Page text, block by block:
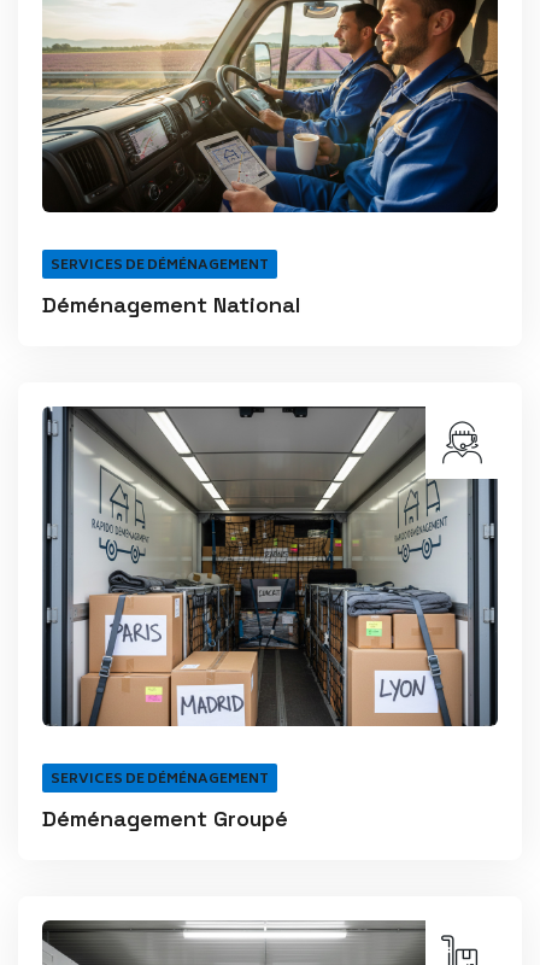
SERVICES DE DÉMÉNAGEMENT
Déménagement National
SERVICES DE DÉMÉNAGEMENT
Déménagement Groupé